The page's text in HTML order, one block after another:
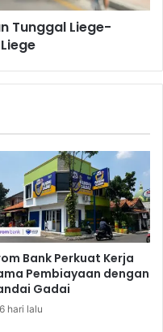
Tunggal Liege-
Bank Perkuat Kerja
Pembiayaan dengan
Gadai
6 hari lalu